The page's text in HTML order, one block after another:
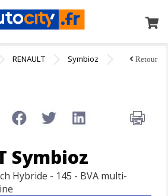
RENAULT Symbioz Retour
Symbioz
Hybride - 145 - BVA multi-